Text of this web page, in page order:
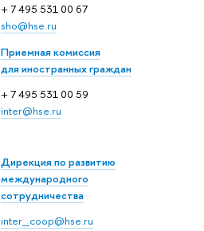
+ 7 495 531 00 67
sho@hse.ru
Приемная комиссия
для иностранных граждан
+ 7 495 531 00 59
inter@hse.ru
Дирекция по развитию
международного
сотрудничества
inter_coop@hse.ru